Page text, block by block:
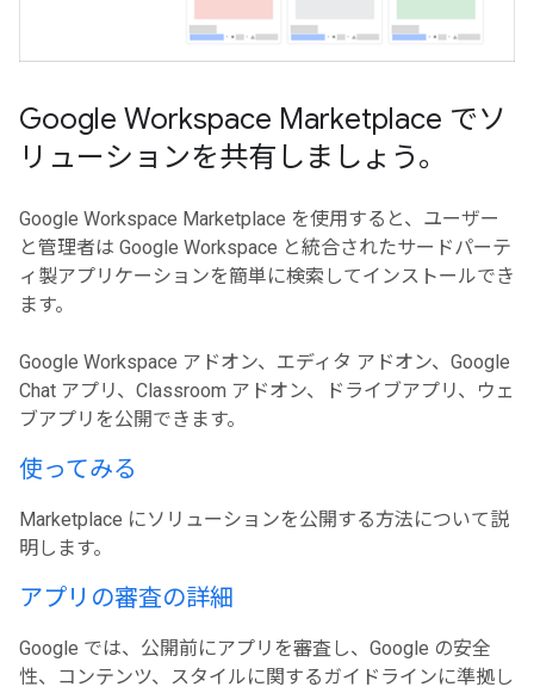
Google Workspace Marketplace でソ
リューションを共有しましょう。
Google Workspace Marketplace を使用すると、ユーザー
と管理者は Google Workspace と統合されたサードパーテ
ィ製アプリケーションを簡単に検索してインストールでき
ます。
Google Workspace アドオン、エディタ アドオン、Google
Chat アプリ、Classroom アドオン、ドライブアプリ、ウェ
ブアプリを公開できます。
使ってみる
Marketplace にソリューションを公開する方法について説
明します。
アプリの審査の詳細
Google では、公開前にアプリを審査し、Google の安全
性、コンテンツ、スタイルに関するガイドラインに準拠し